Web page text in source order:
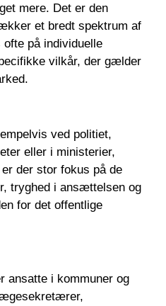
mere. Det er den
et bredt spektrum af
på individuelle
vilkår, der gælder
ved politiet,
eller i ministerier,
der stor fokus på de
tryghed i ansættelsen og
for det offentlige
ansatte i kommuner og